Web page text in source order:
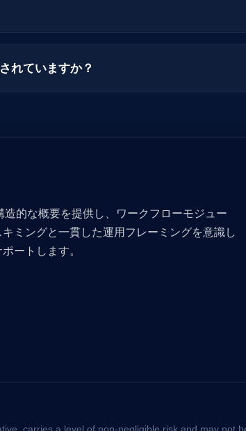
れていますか？
的な概要を提供し、ワークフローモジュー
ミングと一貫した運用フレーミングを意識し
ートします。